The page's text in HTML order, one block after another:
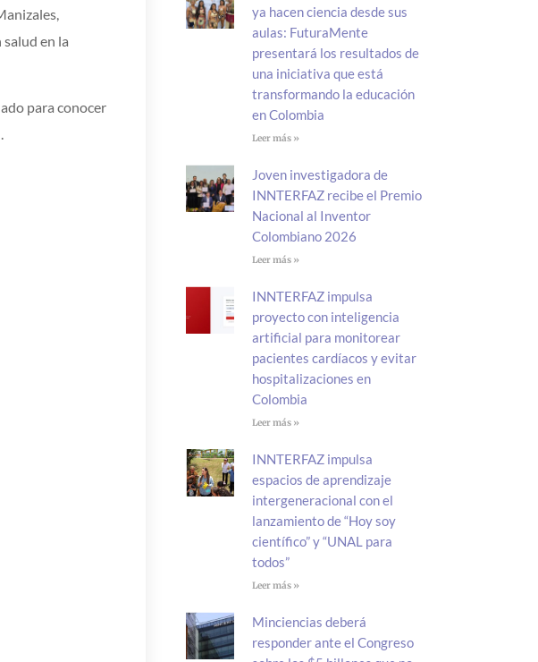
en la
para conocer
ya hacen ciencia desde sus
aulas: FuturaMente
presentará los resultados de
una iniciativa que está
transformando la educación
en Colombia
Leer más »
Joven investigadora de
INNTERFAZ recibe el Premio
Nacional al Inventor
Colombiano 2026
Leer más »
INNTERFAZ impulsa
proyecto con inteligencia
artificial para monitorear
pacientes cardíacos y evitar
hospitalizaciones en
Colombia
Leer más »
INNTERFAZ impulsa
espacios de aprendizaje
intergeneracional con el
lanzamiento de “Hoy soy
científico” y “UNAL para
todos”
Leer más »
Minciencias deberá
responder ante el Congreso